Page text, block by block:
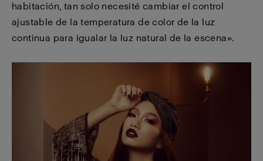
habitación, tan solo necesité cambiar el control
ajustable de la temperatura de color de la luz
continua para igualar la luz natural de la escena».